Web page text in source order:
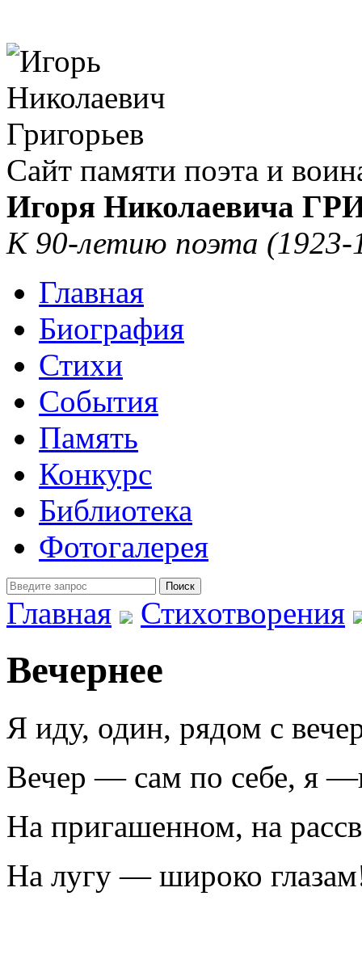
Сайт памяти поэта и
Игоря Николаевича
К 90-летию поэта (1923-
Главная
Биография
Стихи
События
Память
Конкурс
Библиотека
Фотогалерея
Главная
Стихотворения
Вечернее
Я иду, один, рядом с
Вечер — сам по себе, я
На пригашенном, на
На лугу — широко